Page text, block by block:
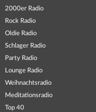
2000er Radio
Rock Radio
Oldie Radio
Schlager Radio
Party Radio
Lounge Radio
Weihnachtsradio
Meditationsradio
Top 40